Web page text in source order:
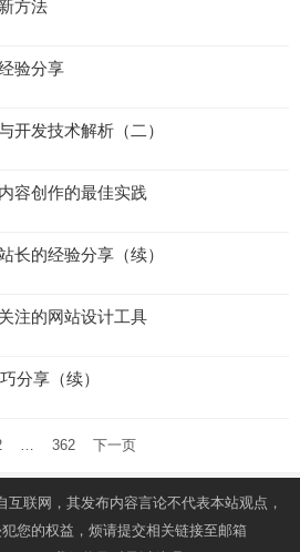
方法
验分享
开发技术解析（二）
容创作的最佳实践
长的经验分享（续）
注的网站设计工具
分享（续）
… 362 下一页
互联网，其发布内容言论不代表本站观点，
您的权益，烦请提交相关链接至邮箱